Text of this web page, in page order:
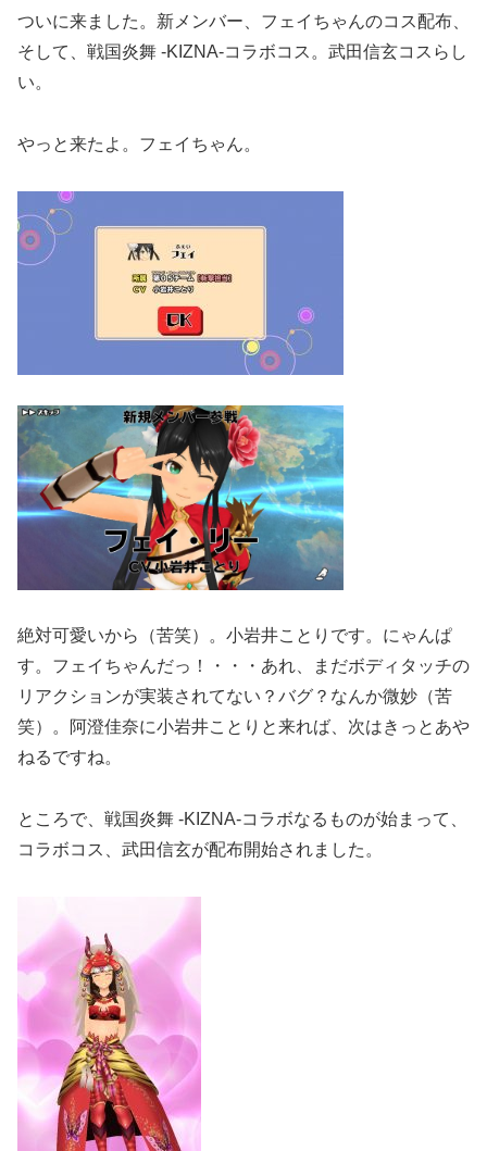
ついに来ました。新メンバー、フェイちゃんのコス配布、
そして、戦国炎舞 -KIZNA-コラボコス。武田信玄コスらし
い。
やっと来たよ。フェイちゃん。
絶対可愛いから（苦笑）。小岩井ことりです。にゃんぱ
す。フェイちゃんだっ！・・・あれ、まだボディタッチの
リアクションが実装されてない？バグ？なんか微妙（苦
笑）。阿澄佳奈に小岩井ことりと来れば、次はきっとあや
ねるですね。
ところで、戦国炎舞 -KIZNA-コラボなるものが始まって、
コラボコス、武田信玄が配布開始されました。